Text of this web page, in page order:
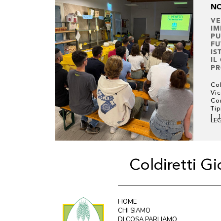
IL
[...]
Coldiretti
HOME
CHI SIAMO